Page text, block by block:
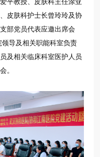
皮肤科护士长曾玲玲及协
部党员代表应邀出席会
导及相关职能科室负责
及相关临床科室医护人员
。